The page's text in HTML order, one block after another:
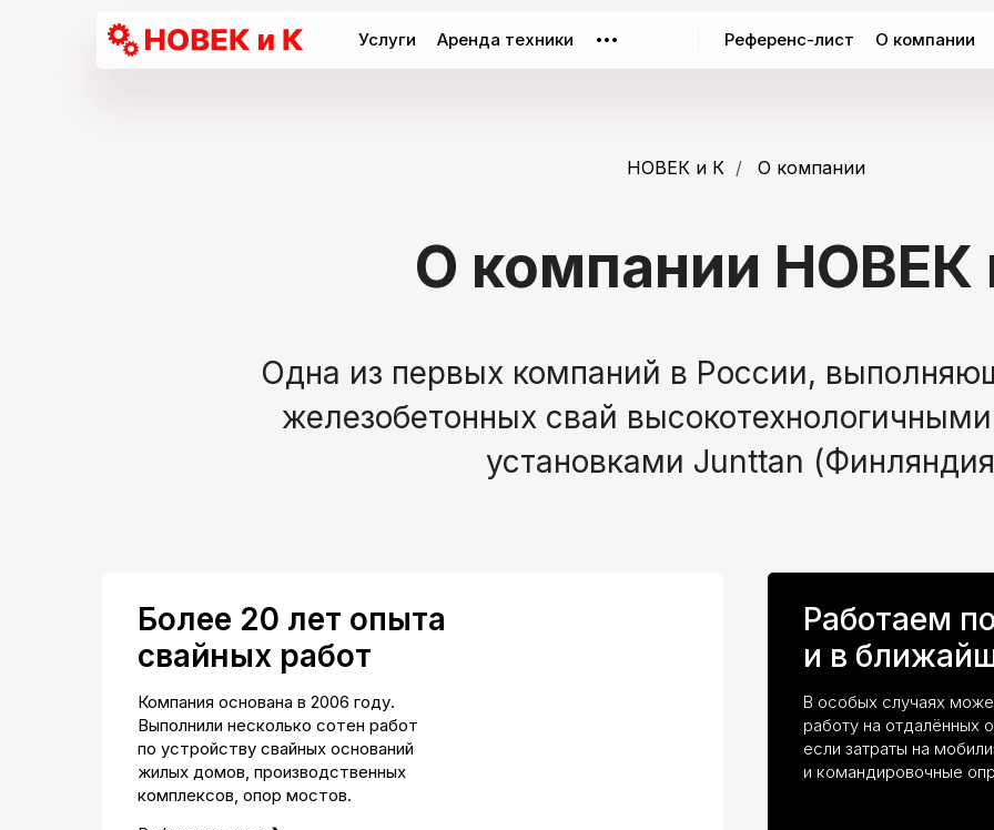
Услуги Аренда техники ••• Референс-лист О компании
НОВЕК и К / О компании
О компании НОВЕК
Одна из первых компаний в России,
железобетонных свай
установками Junttan
Более 20 лет опыта
свайных работ
Компания основана в 2006 году.
Выполнили несколько сотен работ
по устройству свайных оснований
жилых домов, производственных
комплексов, опор мостов.
Работаем
и в
В особых случаях
работу на отдалённых
если затраты на
и командировочные